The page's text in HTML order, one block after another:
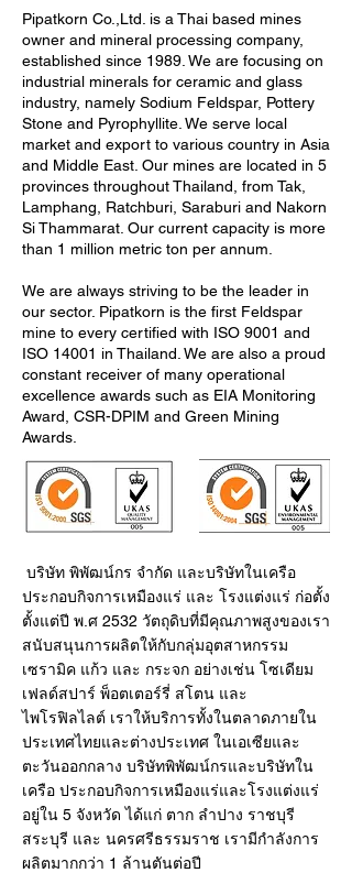
Pipatkorn Co.,Ltd. is a Thai based mines
owner and mineral processing company,
established since 1989. We are focusing on
industrial minerals for ceramic and glass
industry, namely Sodium Feldspar, Pottery
Stone and Pyrophyllite. We serve local
market and export to various country in Asia
and Middle East. Our mines are located in 5
provinces throughout Thailand, from Tak,
Lamphang, Ratchburi, Saraburi and Nakorn
Si Thammarat. Our current capacity is more
than 1 million metric ton per annum.
We are always striving to be the leader in
our sector. Pipatkorn is the first Feldspar
mine to every certified with ISO 9001 and
ISO 14001 in Thailand. We are also a proud
constant receiver of many operational
excellence awards such as EIA Monitoring
Award, CSR-DPIM and Green Mining
Awards.
บริษัท พิพัฒน์กร จำกัด และบริษัทในเครือ
ประกอบกิจการเหมืองแร่ และ โรงแต่งแร่ ก่อตั้ง
ตั้งแต่ปี พ.ศ 2532 วัตถุดิบที่มีคุณภาพสูงของเรา
สนับสนุนการผลิตให้กับกลุ่มอุตสาหกรรม
เซรามิค แก้ว และ กระจก อย่างเช่น โซเดียม
เฟลด์สปาร์ พ็อตเตอร์รี่ สโตน และ
ไพโรฟิลไลต์ เราให้บริการทั้งในตลาดภายใน
ประเทศไทยและต่างประเทศ ในเอเซียและ
ตะวันออกกลาง บริษัทพิพัฒน์กรและบริษัทใน
เครือ ประกอบกิจการเหมืองแร่และโรงแต่งแร่
อยู่ใน 5 จังหวัด ได้แก่ ตาก ลำปาง ราชบุรี
สระบุรี และ นครศรีธรรมราช เรามีกำลังการ
ผลิตมากกว่า 1 ล้านตันต่อปี